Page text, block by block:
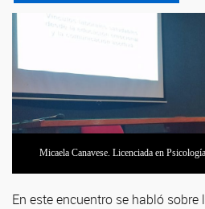
Micaela Canavese. Licenciada en
En este encuentro se habló